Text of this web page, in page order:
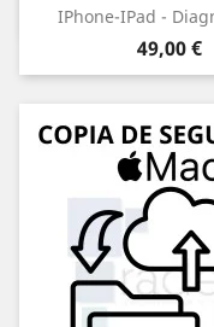
IPhone-IPad -
Precio
49,00 €
Vista